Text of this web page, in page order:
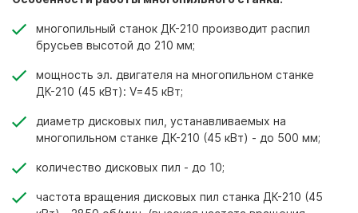
многопильный станок ДК-210 производит распил
брусьев высотой до 210 мм;
мощность эл. двигателя на многопильном станке
ДК-210 (45 кВт): V=45 кВт;
диаметр дисковых пил, устанавливаемых на
многопильном станке ДК-210 (45 кВт) - до 500 мм;
количество дисковых пил - до 10;
частота вращения дисковых пил станка ДК-210 (45